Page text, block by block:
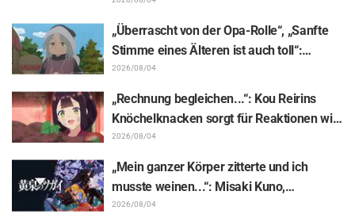
vereint
„Überrascht von der Opa-Rolle“, „Sanfte
Stimme eines Älteren ist auch toll“:
Reaktionen auf Akira Ishidas Stimme als
Stammesfürst in Episode 6 von
„Jaadugar: A Witch in Mongolia“
2026/08/04
„Rechnung begleichen...“: Kou Reirins
Knöchelknacken sorgt für Reaktionen wie
„Total Muskelhirn (lol)“ und „Schaut euch
diesen Blick an!“ / Episode 4 von „Though I
Am an Inept Villainess“
2026/08/04
„Mein ganzer Körper zitterte und ich
musste weinen...“: Misaki Kuno,
Sprecherin von Gabu-chan in „Daemons
2026/08/04